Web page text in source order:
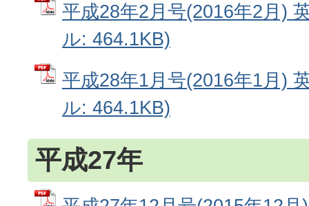
平成28年2月号(2016年2月)
ル: 464.1KB)
平成28年1月号(2016年1月)
ル: 464.1KB)
平成27年